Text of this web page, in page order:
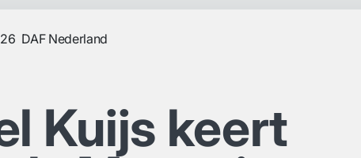
DAF Nederland
Kuijs keert